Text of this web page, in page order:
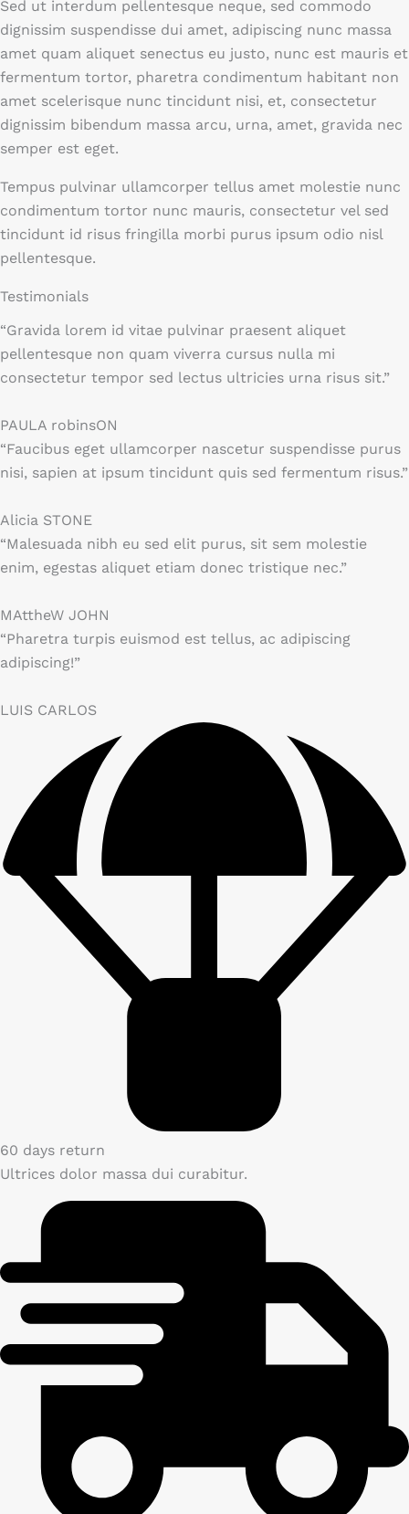
Sed ut interdum pellentesque neque, sed commodo
dignissim suspendisse dui amet, adipiscing nunc massa
amet quam aliquet senectus eu justo, nunc est mauris et
fermentum tortor, pharetra condimentum habitant non
amet scelerisque nunc tincidunt nisi, et, consectetur
dignissim bibendum massa arcu, urna, amet, gravida nec
semper est eget.
Tempus pulvinar ullamcorper tellus amet molestie nunc
condimentum tortor nunc mauris, consectetur vel sed
tincidunt id risus fringilla morbi purus ipsum odio nisl
pellentesque.
Testimonials
“Gravida lorem id vitae pulvinar praesent aliquet
pellentesque non quam viverra cursus nulla mi
consectetur tempor sed lectus ultricies urna risus sit.”
PAULA robinsON
“Faucibus eget ullamcorper nascetur suspendisse purus
nisi, sapien at ipsum tincidunt quis sed fermentum risus.”
Alicia STONE
“Malesuada nibh eu sed elit purus, sit sem molestie
enim, egestas aliquet etiam donec tristique nec.”
MAttheW JOHN
“Pharetra turpis euismod est tellus, ac adipiscing
adipiscing!”
LUIS CARLOS
60 days return
Ultrices dolor massa dui curabitur.